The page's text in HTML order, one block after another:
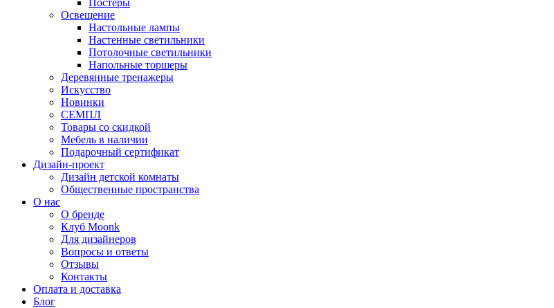
Постеры
Освещение
Настольные лампы
Настенные светильники
Потолочные светильники
Напольные торшеры
Деревянные тренажеры
Искусство
Новинки
СЕМПЛ
Товары со скидкой
Мебель в наличии
Подарочный сертификат
Дизайн-проект
Дизайн детской комнаты
Общественные пространства
О нас
О бренде
Клуб Moonk
Для дизайнеров
Вопросы и ответы
Отзывы
Контакты
Оплата и доставка
Блог